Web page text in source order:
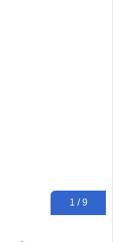
1 / 9